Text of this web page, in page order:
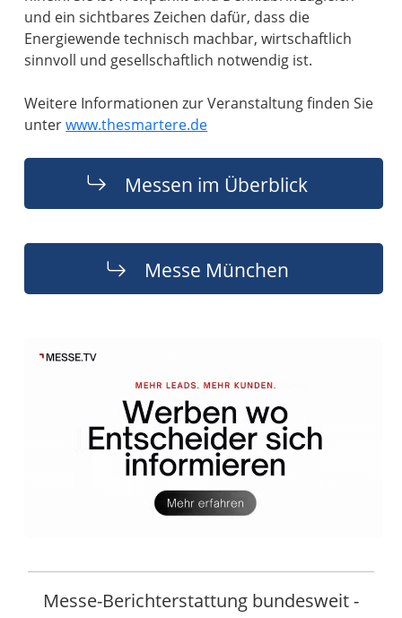
und ein sichtbares Zeichen dafür, dass die
Energiewende technisch machbar, wirtschaftlich
sinnvoll und gesellschaftlich notwendig ist.
Weitere Informationen zur Veranstaltung finden Sie
unterwww.thesmartere.de
Messen im Überblick
Messe München
Messe-Berichterstattung bundesweit -